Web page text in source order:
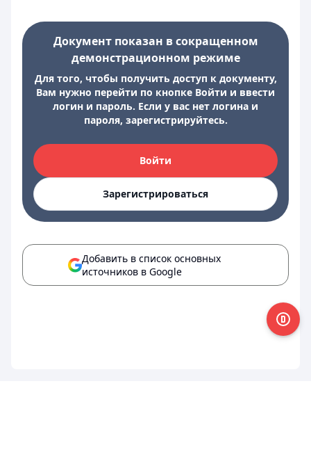
Документ показан в сокращенном
демонстрационном режиме
Для того, чтобы получить доступ к документу,
Вам нужно перейти по кнопке Войти и ввести
логин и пароль. Если у вас нет логина и
пароля, зарегистрируйтесь.
Войти
Зарегистрироваться
Добавить в список основных
источников в Google